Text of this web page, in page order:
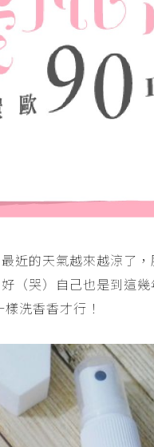
近的天氣越來越涼了
（哭）自己也是到這
洗香香才行！